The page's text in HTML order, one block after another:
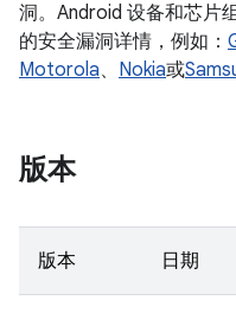
洞。Android 设备和芯片
的安全漏洞详情，例如：
Motorola、 Nokia或
版本
版本 日期